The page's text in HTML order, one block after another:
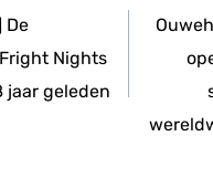
De
Nights
jaar geleden